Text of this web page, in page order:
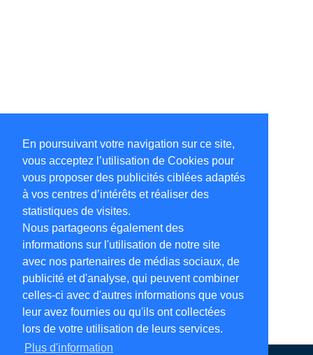
En poursuivant votre navigation sur ce site,
vous acceptez l’utilisation de Cookies pour
vous proposer des publicités ciblées adaptés
à vos centres d’intérêts et réaliser des
statistiques de visites.
Nous partageons également des
informations sur l'utilisation de notre site
avec nos partenaires de médias sociaux, de
publicité et d'analyse, qui peuvent combiner
celles-ci avec d'autres informations que vous
leur avez fournies ou qu'ils ont collectées
lors de votre utilisation de leurs services.
Plus d'information